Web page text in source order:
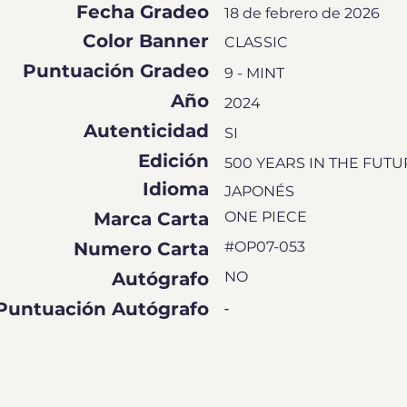
Fecha Gradeo
Color Banner
Puntuación Gradeo
Año
Autenticidad
Edición
Idioma
Marca Carta
Numero Carta
Autógrafo
Autógrafo
18 de febrero de 2026
CLASSIC
9 - MINT
2024
SI
500 YEARS IN THE
JAPONÉS
ONE PIECE
#OP07-053
NO
-